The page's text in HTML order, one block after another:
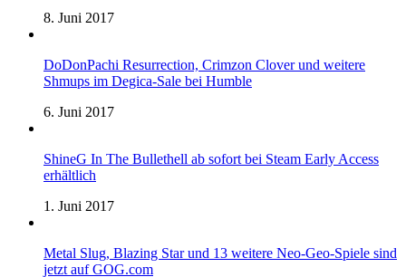
8. Juni 2017
DoDonPachi Resurrection, Crimzon Clover und weitere
Shmups im Degica-Sale bei Humble
6. Juni 2017
ShineG In The Bullethell ab sofort bei Steam Early Access
erhältlich
1. Juni 2017
Metal Slug, Blazing Star und 13 weitere Neo-Geo-Spiele sind
jetzt auf GOG.com